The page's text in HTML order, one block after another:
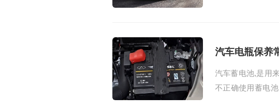
汽车电瓶保养
汽车蓄电池,是用
不正确使用蓄电